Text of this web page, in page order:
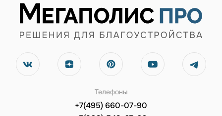
Телефоны
+7(495) 660-07-90